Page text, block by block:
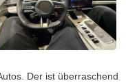
Der ist überraschend